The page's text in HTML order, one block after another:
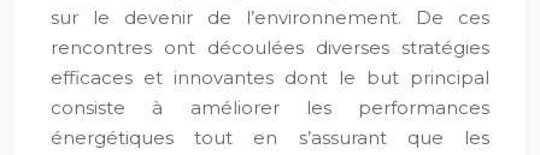
sur le devenir de l’environnement. De ces
rencontres ont découlées diverses stratégies
efficaces et innovantes dont le but principal
consiste à améliorer les performances
énergétiques tout en s’assurant que les